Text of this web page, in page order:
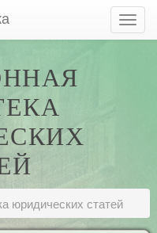
юридических статей